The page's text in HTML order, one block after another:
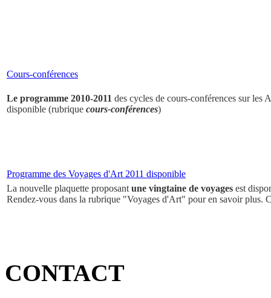
Cours-conférences
Le programme 2010-2011 des cycles de cours-conférences sur
disponible (rubrique cours-conférences)
Programme des Voyages d'Art 2011 disponible
La nouvelle plaquette proposantune vingtaine de voyages est
Rendez-vous dans la rubrique "Voyages d'Art" pour en savoir plus.
CONTACT